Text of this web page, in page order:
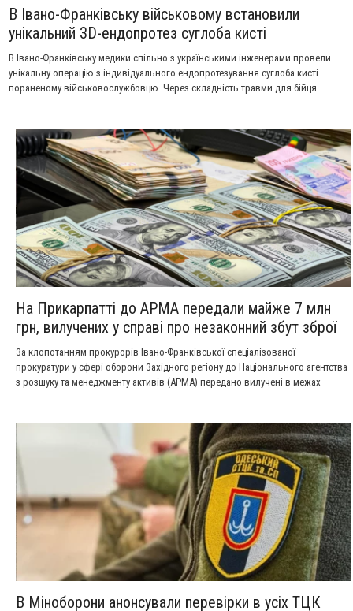
В Івано-Франківську військовому встановили
унікальний 3D-ендопротез суглоба кисті
В Івано-Франківську медики спільно з українськими інженерами провели
унікальну операцію з індивідуального ендопротезування суглоба кисті
пораненому військовослужбовцю. Через складність травми для бійця
На Прикарпатті до АРМА передали майже 7 млн
грн, вилучених у справі про незаконний збут зброї
За клопотанням прокурорів Івано-Франківської спеціалізованої
прокуратури у сфері оборони Західного регіону до Національного агентства
з розшуку та менеджменту активів (АРМА) передано вилучені в межах
В Міноборони анонсували перевірки в усіх ТЦК